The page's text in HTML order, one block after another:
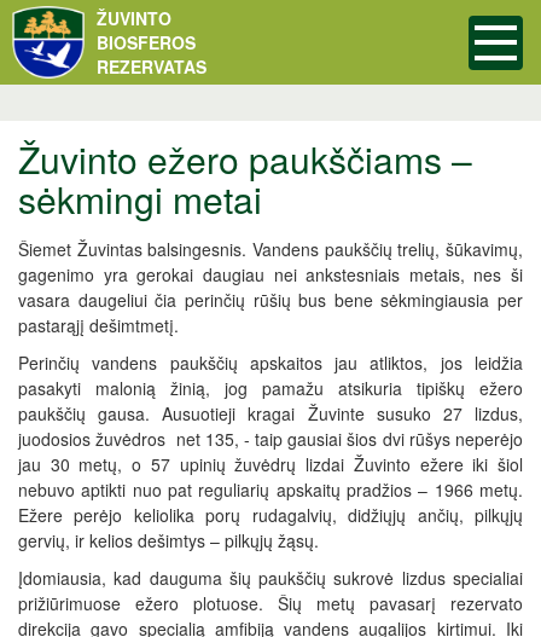
ŽUVINTO
BIOSFEROS
REZERVATAS
Žuvinto ežero paukščiams –
sėkmingi metai
Šiemet Žuvintas balsingesnis. Vandens paukščių trelių, šūkavimų,
gagenimo yra gerokai daugiau nei ankstesniais metais, nes ši
vasara daugeliui čia perinčių rūšių bus bene sėkmingiausia per
pastarąjį dešimtmetį.
Perinčių vandens paukščių apskaitos jau atliktos, jos leidžia
pasakyti malonią žinią, jog pamažu atsikuria tipiškų ežero
paukščių gausa. Ausuotieji kragai Žuvinte susuko 27 lizdus,
juodosios žuvėdros net 135, - taip gausiai šios dvi rūšys neperėjo
jau 30 metų, o 57 upinių žuvėdrų lizdai Žuvinto ežere iki šiol
nebuvo aptikti nuo pat reguliarių apskaitų pradžios – 1966 metų.
Ežere perėjo keliolika porų rudagalvių, didžiųjų ančių, pilkųjų
gervių, ir kelios dešimtys – pilkųjų žąsų.
Įdomiausia, kad dauguma šių paukščių sukrovė lizdus specialiai
prižiūrimuose ežero plotuose. Šių metų pavasarį rezervato
direkcija gavo specialią amfibiją vandens augalijos kirtimui. Iki